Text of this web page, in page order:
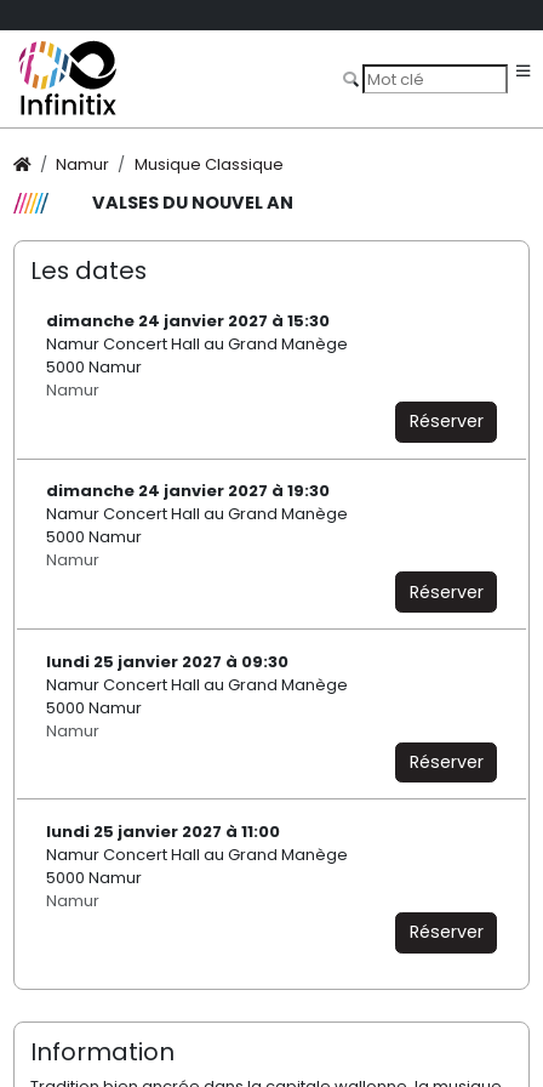
Namur Musique Classique
VALSES DU NOUVEL AN
Les dates
dimanche 24 janvier 2027 à 15:30
Namur Concert Hall au Grand Manège
5000 Namur
Namur
Réserver
dimanche 24 janvier 2027 à 19:30
Namur Concert Hall au Grand Manège
5000 Namur
Namur
Réserver
lundi 25 janvier 2027 à 09:30
Namur Concert Hall au Grand Manège
5000 Namur
Namur
Réserver
lundi 25 janvier 2027 à 11:00
Namur Concert Hall au Grand Manège
5000 Namur
Namur
Réserver
Information